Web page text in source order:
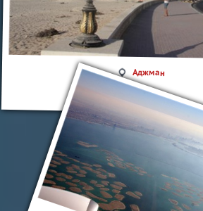
Аджман